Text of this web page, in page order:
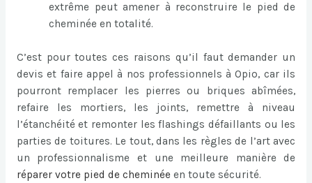
extrême peut amener à reconstruire le pied de
cheminée en totalité.
C’est pour toutes ces raisons qu’il faut demander un
devis et faire appel à nos professionnels à Opio, car ils
pourront remplacer les pierres ou briques abîmées,
refaire les mortiers, les joints, remettre à niveau
l’étanchéité et remonter les flashings défaillants ou les
parties de toitures. Le tout, dans les règles de l’art avec
un professionnalisme et une meilleure manière de
réparer votre pied de cheminéeen toute sécurité.